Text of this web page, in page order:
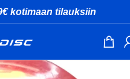
kotimaan tilauksiin